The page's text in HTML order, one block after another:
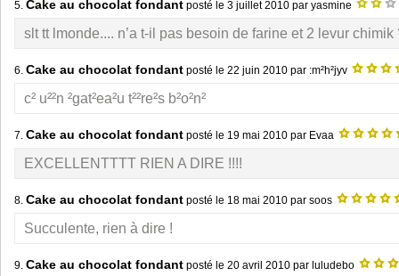
5. Cake au chocolat fondant posté le 3 juillet 2010 par yasmine
slt tt lmonde.... n’a t-il pas besoin de farine et 2 levur chimik
6. Cake au chocolat fondant posté le 22 juin 2010 par :m²h²jyv
c² u²²n ²gat²ea²u t²²re²s b²o²n²
7. Cake au chocolat fondant posté le 19 mai 2010 par Evaa
EXCELLENTTTT RIEN A DIRE !!!!
8. Cake au chocolat fondant posté le 18 mai 2010 par soos
Succulente, rien à dire !
9. Cake au chocolat fondant posté le 20 avril 2010 par luludebo